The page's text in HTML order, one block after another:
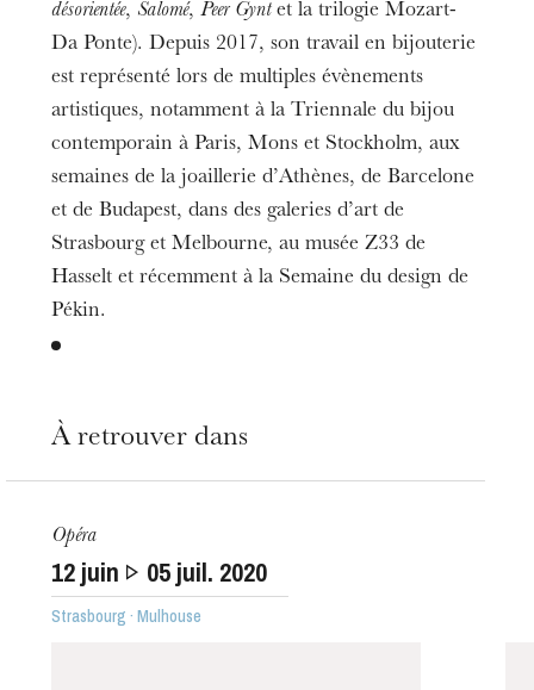
Visites de l’Opéra de
désorientée, Salomé,Peer Gyntet la trilogie Mozart-
Da Ponte). Depuis 2017, son travail en bijouterie
est représenté lors de multiples évènements
artistiques, notamment à la Triennale du bijou
contemporain à Paris, Mons et Stockholm, aux
semaines de la joaillerie d’Athènes, de Barcelone
et de Budapest, dans des galeries d’art de
Strasbourg et Melbourne, au musée Z33 de
Hasselt et récemment à la Semaine du design de
Pékin.
À retrouver dans
Opéra
12 juin 05 juil. 2020
Strasbourg · Mulhouse